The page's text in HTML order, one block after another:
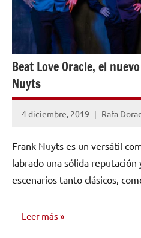
Beat Love Oracle, el
Nuyts
4 diciembre, 2019 Rafa
No
comentarios
Frank Nuyts es un versátil
labrado una sólida
escenarios tanto clásicos,
Leer más